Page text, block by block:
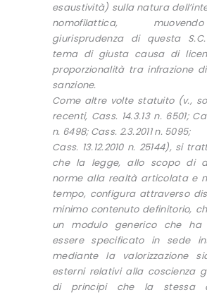
esaustività) sulla natura
nomofilattica,
giurisprudenza di questa
tema di giusta causa di
proporzionalità tra infrazione
sanzione.
Come altre volte statuito (v.,
recenti, Cass. 14.3.13 n. 6501;
n. 6498; Cass. 2.3.2011 n. 5095;
Cass. 13.12.2010 n. 25144), si
che la legge, allo scopo di
norme alla realtà articolata e
tempo, configura attraverso
minimo contenuto definitorio,
un modulo generico che ha
essere specificato in sede
mediante la valorizzazione
esterni relativi alla coscienza
di principi che la stessa